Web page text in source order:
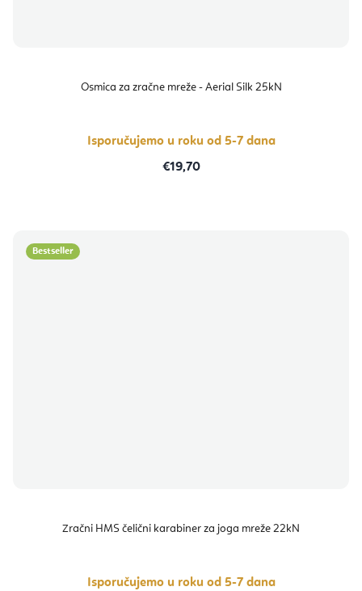
Osmica za zračne mreže - Aerial Silk 25kN
Isporučujemo u roku od 5-7 dana
€19,70
Bestseller
Zračni HMS čelični karabiner za joga mreže 22kN
Isporučujemo u roku od 5-7 dana